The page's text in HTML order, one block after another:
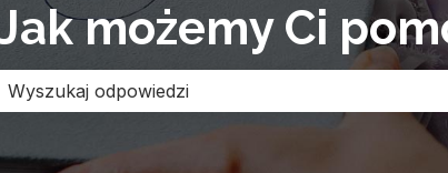
możemy Ci
Brak sugerowanych wyników, ponieważ pole